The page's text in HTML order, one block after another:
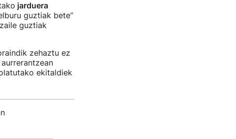
jarduera
guztiak bete”
guztiak
zehaztu ez
ekitaldiek